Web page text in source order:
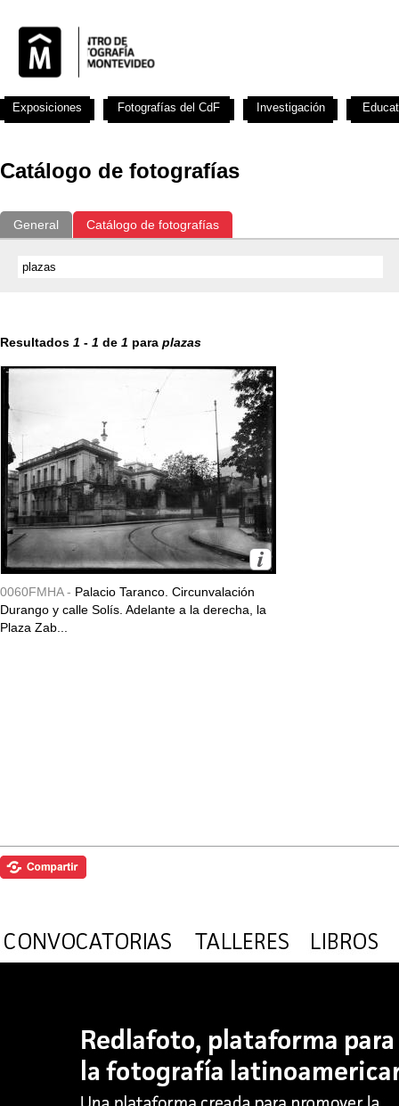
Catálogo de fotografías
General Catálogo de fotografías
Resultados 1 - 1 de 1 para plazas
0060FMHA - Palacio Taranco. Circunvalación
Durango y calle Solís. Adelante a la derecha, la
Plaza Zab...
Exposiciones Fotografías del CdF Investigación